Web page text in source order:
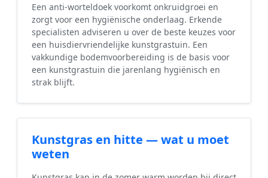
Een anti-worteldoek voorkomt onkruidgroei en
zorgt voor een hygiënische onderlaag. Erkende
specialisten adviseren u over de beste keuzes voor
een huisdiervriendelijke kunstgrastuin. Een
vakkundige bodemvoorbereiding is de basis voor
een kunstgrastuin die jarenlang hygiënisch en
strak blijft.
Kunstgras en hitte — wat u moet
weten